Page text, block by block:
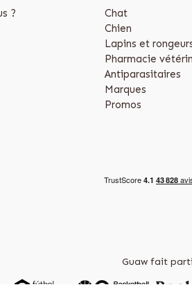
?
Chat
Chien
Lapins et
Pharmacie
Antiparasitaires
Marques
Promos
Guaw fait